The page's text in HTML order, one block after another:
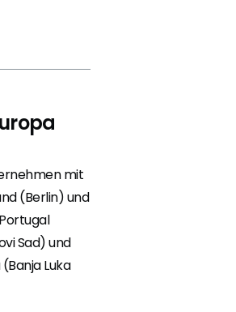
mit
(Berlin) und
Sad) und
Luka